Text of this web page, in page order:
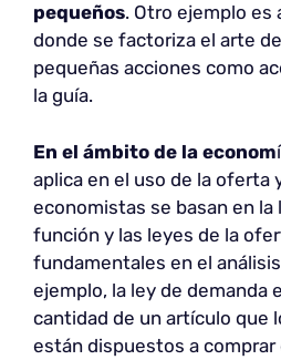
pequeños. Otro ejemplo es
donde se factoriza el arte
pequeñas acciones como
la guía.
En el ámbito de la econom
aplica en el uso de la oferta
economistas se basan en la
función y las leyes de la
fundamentales en el
ejemplo, la ley de demanda
cantidad de un artículo que
están dispuestos a